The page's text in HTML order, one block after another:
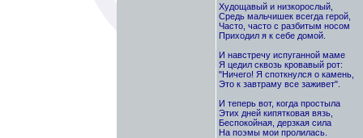
Худощавый и низкорослый,
Средь мальчишек всегда герой,
Часто, часто с разбитым носом
Приходил я к себе домой.
И навстречу испуганной маме
Я цедил сквозь кровавый рот:
"Ничего! Я споткнулся о камень,
Это к завтраму все заживет".
И теперь вот, когда простыла
Этих дней кипятковая вязь,
Беспокойная, дерзкая сила
На поэмы мои пролилась.